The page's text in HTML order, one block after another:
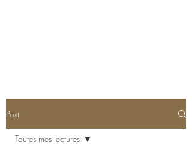
Post
Toutes mes lectures